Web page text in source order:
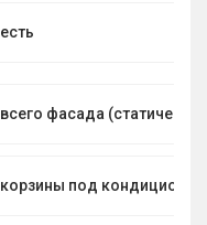
есть
всего фасада
корзины под